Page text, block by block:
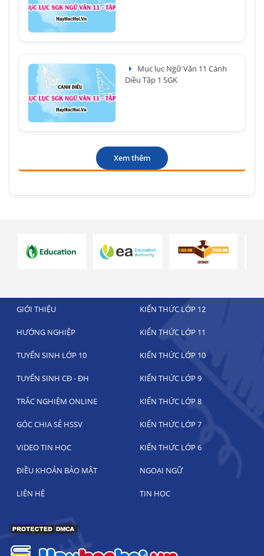
Mục lục Ngữ Văn 11 Cánh
Diều Tập 1 SGK
Xem thêm
GIỚI THIỆU KIẾN THỨC LỚP 12
HƯỚNG NGHIỆP KIẾN THỨC LỚP 11
TUYỂN SINH LỚP 10 KIẾN THỨC LỚP 10
TUYỂN SINH CĐ - ĐH KIẾN THỨC LỚP 9
TRẮC NGHIỆM ONLINE KIẾN THỨC LỚP 8
GÓC CHIA SẺ HSSV KIẾN THỨC LỚP 7
VIDEO TIN HỌC KIẾN THỨC LỚP 6
ĐIỀU KHOẢN BẢO MẬT NGOẠI NGỮ
LIÊN HỆ TIN HỌC